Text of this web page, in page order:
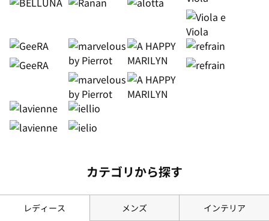
カテゴリから探す
レディース メンズ インテリア